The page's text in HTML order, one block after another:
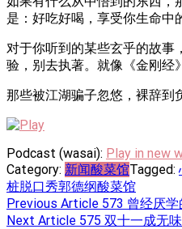
是：好吃好喝，享受你生命中
对于你听到的某些玄乎的故事
验，别去执著。就像《金刚经
那些被江湖骗子忽悠，裸辞到
Podcast (wasai): Play in new
Category: 新闻酸菜馆Tagged:
桩脱口秀郭德纲酸菜馆
Post
Previous Article 573 曾经厌
Next Article 575 双十一成无